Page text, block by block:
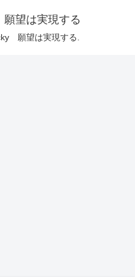
望は実現する
願望は実現する.